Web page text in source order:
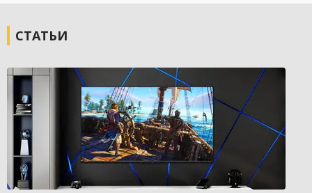
СТАТЬИ